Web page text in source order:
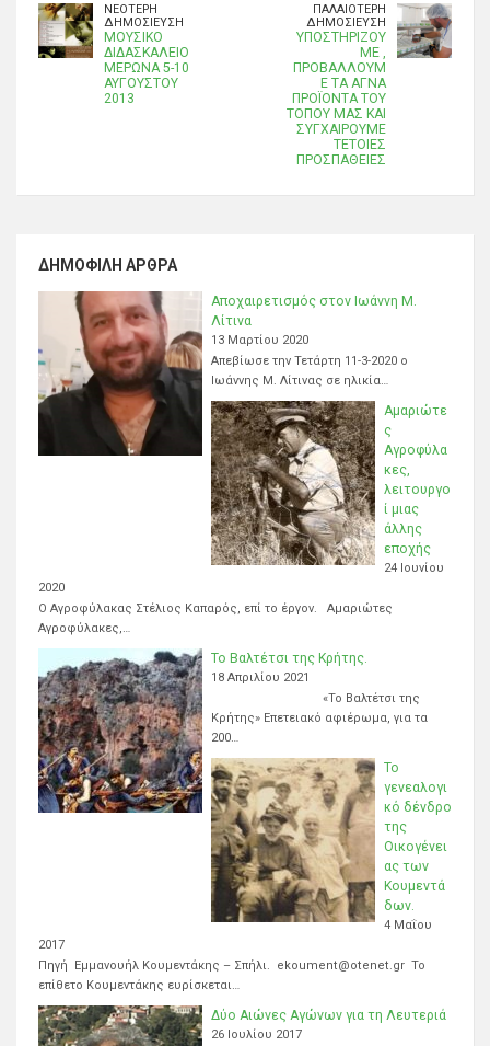
ΝΕΌΤΕΡΗ
ΔΗΜΟΣΊΕΥΣΗ
ΜΟΥΣΙΚΟ
ΔΙΔΑΣΚΑΛΕΙΟ
ΜΕΡΩΝΑ 5-10
ΑΥΓΟΥΣΤΟΥ
2013
ΠΑΛΑΙΌΤΕΡΗ
ΔΗΜΟΣΊΕΥΣΗ
ΥΠΟΣΤΗΡΙΖΟΥ
ΜΕ ,
ΠΡΟΒΑΛΛΟΥΜ
Ε ΤΑ ΑΓΝΑ
ΠΡΟΪΟΝΤΑ ΤΟΥ
ΤΟΠΟΥ ΜΑΣ ΚΑΙ
ΣΥΓΧΑΙΡΟΥΜΕ
ΤΕΤΟΙΕΣ
ΠΡΟΣΠΑΘΕΙΕΣ
ΔΗΜΟΦΙΛΉ ΆΡΘΡΑ
Αποχαιρετισμός στον Ιωάννη Μ.
Λίτινα
13 Μαρτίου 2020
Απεβίωσε την Τετάρτη 11-3-2020 ο
Ιωάννης Μ. Λίτινας σε ηλικία…
Αμαριώτε
ς
Αγροφύλα
κες,
λειτουργο
ί μιας
άλλης
εποχής
24 Ιουνίου
2020
Ο Αγροφύλακας Στέλιος Καπαρός, επί το έργον. Αμαριώτες
Αγροφύλακες,…
Το Βαλτέτσι της Κρήτης.
18 Απριλίου 2021
«Το Βαλτέτσι της
Κρήτης» Επετειακό αφιέρωμα, για τα
200…
Το
γενεαλογι
κό δένδρο
της
Οικογένει
ας των
Κουμεντά
δων.
4 Μαΐου
2017
Πηγή Εμμανουήλ Κουμεντάκης – Σπήλι. ekoument@otenet.gr Το
επίθετο Κουμεντάκης ευρίσκεται…
Δύο Αιώνες Αγώνων για τη Λευτεριά
26 Ιουλίου 2017